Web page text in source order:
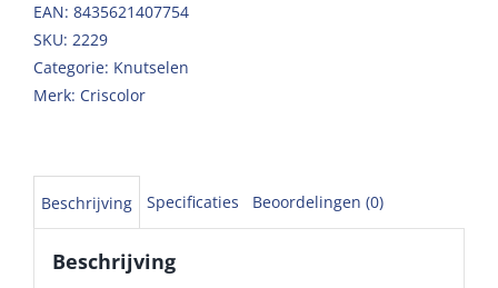
EAN: 8435621407754
SKU: 2229
Categorie: Knutselen
Merk: Criscolor
Beschrijving Specificaties Beoordelingen (0)
Beschrijving